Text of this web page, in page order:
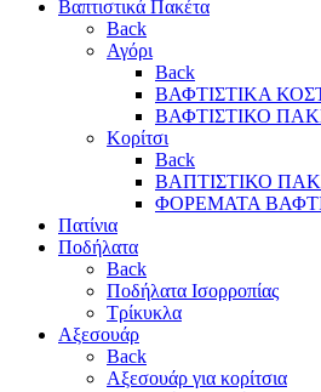
Βαπτιστικά Πακέτα
Back
Αγόρι
Back
ΒΑΦΤΙΣΤΙΚΑ
ΒΑΦΤΙΣΤΙΚΟ
Κορίτσι
Back
ΒΑΠΤΙΣΤΙΚΟ
ΦΟΡΕΜΑΤΑ
Πατίνια
Ποδήλατα
Back
Ποδήλατα Ισορροπίας
Τρίκυκλα
Αξεσουάρ
Back
Αξεσουάρ για κορίτσια